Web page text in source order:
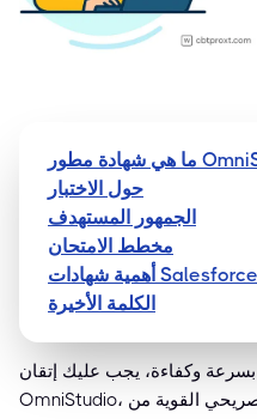
حول الاختبار
الجمهور المستهدف
مخطط الامتحان
أهمية شهادات Salesforce
الكلمة الأخيرة
بسرعة وكفاءة، يجب عليك إتقان